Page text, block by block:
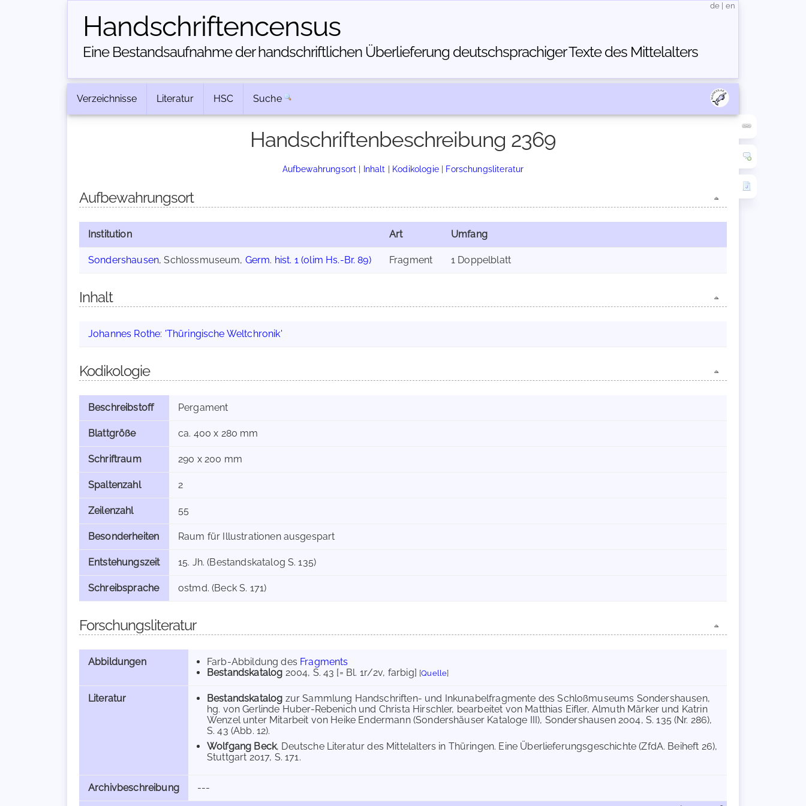
Handschriften­census
Eine Bestandsaufnahme der handschriftlichen Über­lieferung deutschsprachiger Texte des Mittelalters
de en
Verzeichnisse Literatur HSC Suche
Handschriftenbeschreibung 2369
Aufbewahrungsort | Inhalt | Kodikologie| Forschungsliteratur
Aufbewahrungsort
Institution Art Umfang
Sondershausen, Schlossmuseum, Germ. hist. 1 (olim Hs.-Br. 89) Fragment 1 Doppelblatt
Inhalt
Johannes Rothe: 'Thüringische Weltchronik'
Kodikologie
Beschreibstoff Pergament
Blattgröße ca. 400 x 280 mm
Schriftraum 290 x 200 mm
Spaltenzahl 2
Zeilenzahl 55
Besonderheiten Raum für Illustrationen ausgespart
Entstehungszeit 15. Jh. (Bestandskatalog S. 135)
Schreibsprache ostmd. (Beck S. 171)
Forschungsliteratur
Abbildungen Farb-Abbildung des Fragments
Bestandskatalog 2004, S. 43 [= Bl. 1r/2v, farbig] [Quelle]
Literatur Bestandskatalog zur Sammlung Handschriften- und Inkunabelfragmente des Schloßmuseums Sondershausen,
hg. von Gerlinde Huber-Rebenich und Christa Hirschler, bearbeitet von Matthias Eifler, Almuth Märker und Katrin
Wenzel unter Mitarbeit von Heike Endermann (Sondershäuser Kataloge III), Sondershausen 2004, S. 135 (Nr. 286),
S. 43 (Abb. 12).
Wolfgang Beck, Deutsche Literatur des Mittelalters in Thüringen. Eine Überlieferungsgeschichte (ZfdA. Beiheft 26),
Stuttgart 2017, S. 171.
Archivbeschreibung ---